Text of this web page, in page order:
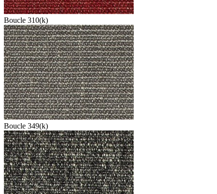
Boucle 310(k)
Boucle 349(k)